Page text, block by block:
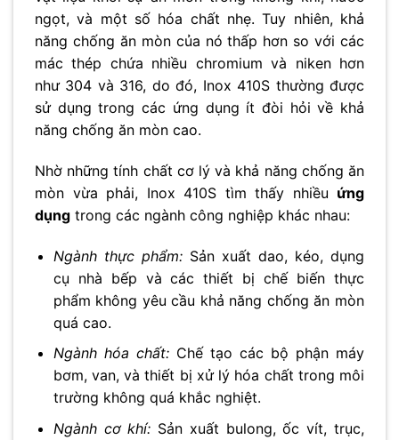
ngọt, và một số hóa chất nhẹ. Tuy nhiên, khả
năng chống ăn mòn của nó thấp hơn so với các
mác thép chứa nhiều chromium và niken hơn
như 304 và 316, do đó, Inox 410S thường được
sử dụng trong các ứng dụng ít đòi hỏi về khả
năng chống ăn mòn cao.
Nhờ những tính chất cơ lý và khả năng chống ăn
mòn vừa phải, Inox 410S tìm thấy nhiều ứng
dụng trong các ngành công nghiệp khác nhau:
Ngành thực phẩm:Sản xuất dao, kéo, dụng
cụ nhà bếp và các thiết bị chế biến thực
phẩm không yêu cầu khả năng chống ăn mòn
quá cao.
Ngành hóa chất:Chế tạo các bộ phận máy
bơm, van, và thiết bị xử lý hóa chất trong môi
trường không quá khắc nghiệt.
Ngành cơ khí: Sản xuất bulong, ốc vít, trục,